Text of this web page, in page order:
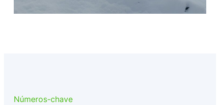
Números-chave